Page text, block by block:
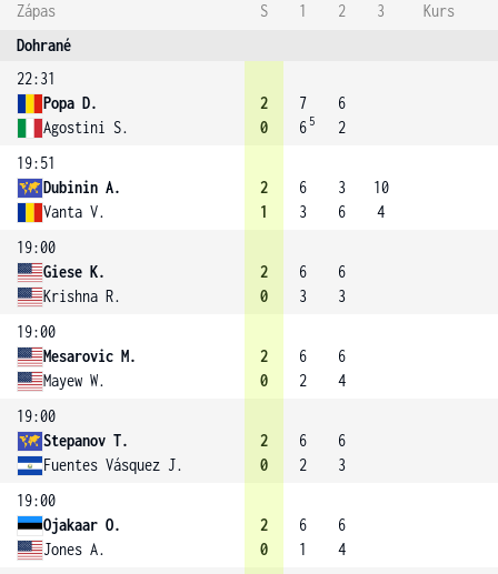
Zápas S 1 2 3
Kurs
Dohrané
22:31
Popa D.
Agostini S.
2
0
7
6 5
6
2
19:51
Dubinin A.
Vanta V.
2
1
6
3
3
6
10
4
19:00
Giese K.
Krishna R.
2
0
6
3
6
3
19:00
Mesarovic M.
Mayew W.
2
0
6
2
6
4
19:00
Stepanov T.
Fuentes Vásquez J.
2
0
6
2
6
3
19:00
Ojakaar O.
Jones A.
2
0
6
1
6
4